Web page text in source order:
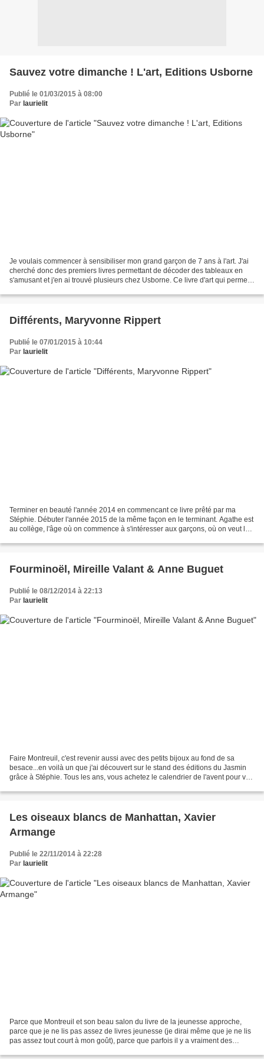
Sauvez votre dimanche ! L'art, Editions Usborne
Publié le 01/03/2015 à 08:00
Par laurielit
Je voulais commencer à sensibiliser mon grand garçon de 7 ans à l'art. J'ai
cherché donc des premiers livres permettant de décoder des tableaux en
s'amusant et j'en ai trouvé plusieurs chez Usborne. Ce livre d'art qui permet
Différents, Maryvonne Rippert
Publié le 07/01/2015 à 10:44
Par laurielit
Terminer en beauté l'année 2014 en commencant ce livre prêté par ma
Stéphie. Débuter l'année 2015 de la même façon en le terminant. Agathe est
au collège, l'âge où on commence à s'intéresser aux garçons, où on veut les
Fourminoël, Mireille Valant & Anne Buguet
Publié le 08/12/2014 à 22:13
Par laurielit
Faire Montreuil, c'est revenir aussi avec des petits bijoux au fond de sa
besace...en voilà un que j'ai découvert sur le stand des éditions du Jasmin
grâce à Stéphie. Tous les ans, vous achetez le calendrier de l'avent pour vos
Les oiseaux blancs de Manhattan, Xavier
Armange
Publié le 22/11/2014 à 22:28
Par laurielit
Parce que Montreuil et son beau salon du livre de la jeunesse approche,
parce que je ne lis pas assez de livres jeunesse (je dirai même que je ne lis
pas assez tout court à mon goût), parce que parfois il y a vraiment des